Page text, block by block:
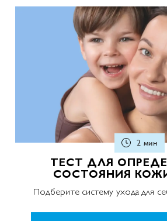
2 мин
ТЕСТ ДЛЯ
СОСТОЯНИЯ
Подберите систему ухода для